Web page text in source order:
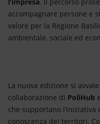
accompagnare persone e
valore per la Regione
ambientale, sociale ed
La nuova edizione si
collaborazione di PoliHub e
che supportano l’iniziativa
conoscenza dei territori.